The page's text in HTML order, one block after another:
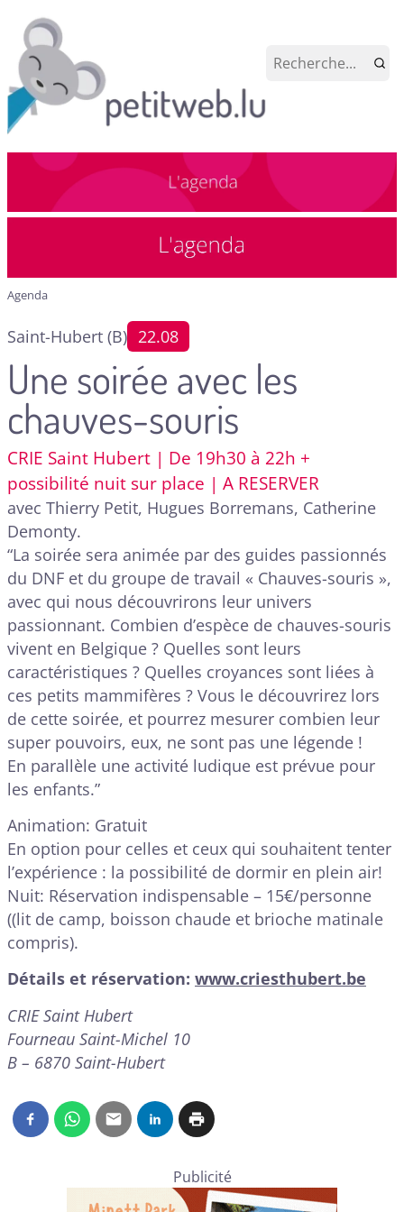
Agenda
Saint-Hubert (B) 22.08
Une soirée avec les
chauves-souris
CRIE Saint Hubert | De 19h30 à 22h +
possibilité nuit sur place | A RESERVER
avec Thierry Petit, Hugues Borremans, Catherine
Demonty.
“La soirée sera animée par des guides passionnés
du DNF et du groupe de travail « Chauves-souris »,
avec qui nous découvrirons leur univers
passionnant. Combien d’espèce de chauves-souris
vivent en Belgique ? Quelles sont leurs
caractéristiques ? Quelles croyances sont liées à
ces petits mammifères ? Vous le découvrirez lors
de cette soirée, et pourrez mesurer combien leur
super pouvoirs, eux, ne sont pas une légende !
En parallèle une activité ludique est prévue pour
les enfants.”
Animation: Gratuit
En option pour celles et ceux qui souhaitent tenter
l’expérience : la possibilité de dormir en plein air!
Nuit: Réservation indispensable – 15€/personne
((lit de camp, boisson chaude et brioche matinale
compris).
Détails et réservation: www.criesthubert.be
CRIE Saint Hubert
Fourneau Saint-Michel 10
B – 6870 Saint-Hubert
Publicité